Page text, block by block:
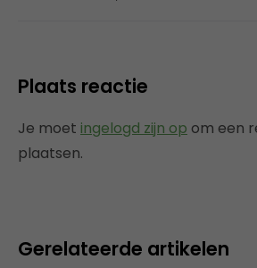
Plaats reactie
Je moet ingelogd zijn op om een
plaatsen.
Gerelateerde artikelen